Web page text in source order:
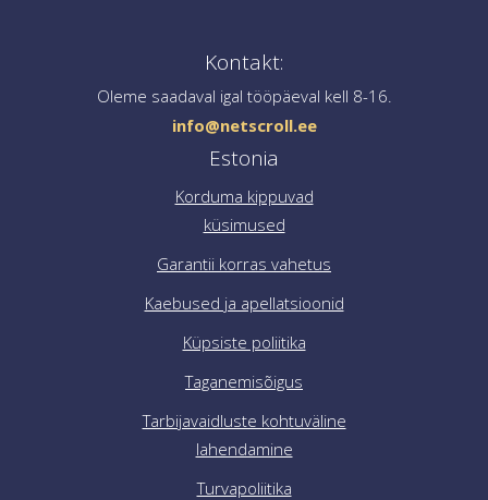
Kontakt:
Oleme saadaval igal tööpäeval kell 8-16.
info@netscroll.ee
Estonia
Korduma kippuvad
küsimused
Garantii korras vahetus
Kaebused ja apellatsioonid
Küpsiste poliitika
Taganemisõigus
Tarbijavaidluste kohtuväline
lahendamine
Turvapoliitika